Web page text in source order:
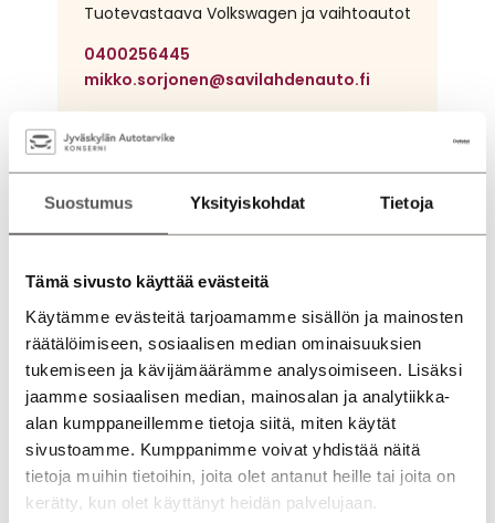
Suostumus Yksityiskohdat Tietoja
Tämä sivusto käyttää evästeitä
Käytämme evästeitä tarjoamamme sisällön ja mainosten
räätälöimiseen, sosiaalisen median ominaisuuksien
tukemiseen ja kävijämäärämme analysoimiseen. Lisäksi
jaamme sosiaalisen median, mainosalan ja analytiikka-
alan kumppaneillemme tietoja siitä, miten käytät
sivustoamme. Kumppanimme voivat yhdistää näitä
tietoja muihin tietoihin, joita olet antanut heille tai joita on
kerätty, kun olet käyttänyt heidän palvelujaan.
Tuotevastaava Volkswagen ja vaihtoautot
0400256445
mikko.sorjonen@savilahdenauto.fi
Palanderinkatu
040 189 2356
Jeppe.Koutonen@jklauto.fi
Myynnin WhatsApp
Jyväskylän Autotarvike
Palanderinkatu
Eetu Raivio
Automyyjä Volkswagen